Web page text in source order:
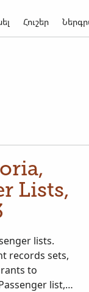
Հուշեր
Lists,
lists.
records sets,
to
list,